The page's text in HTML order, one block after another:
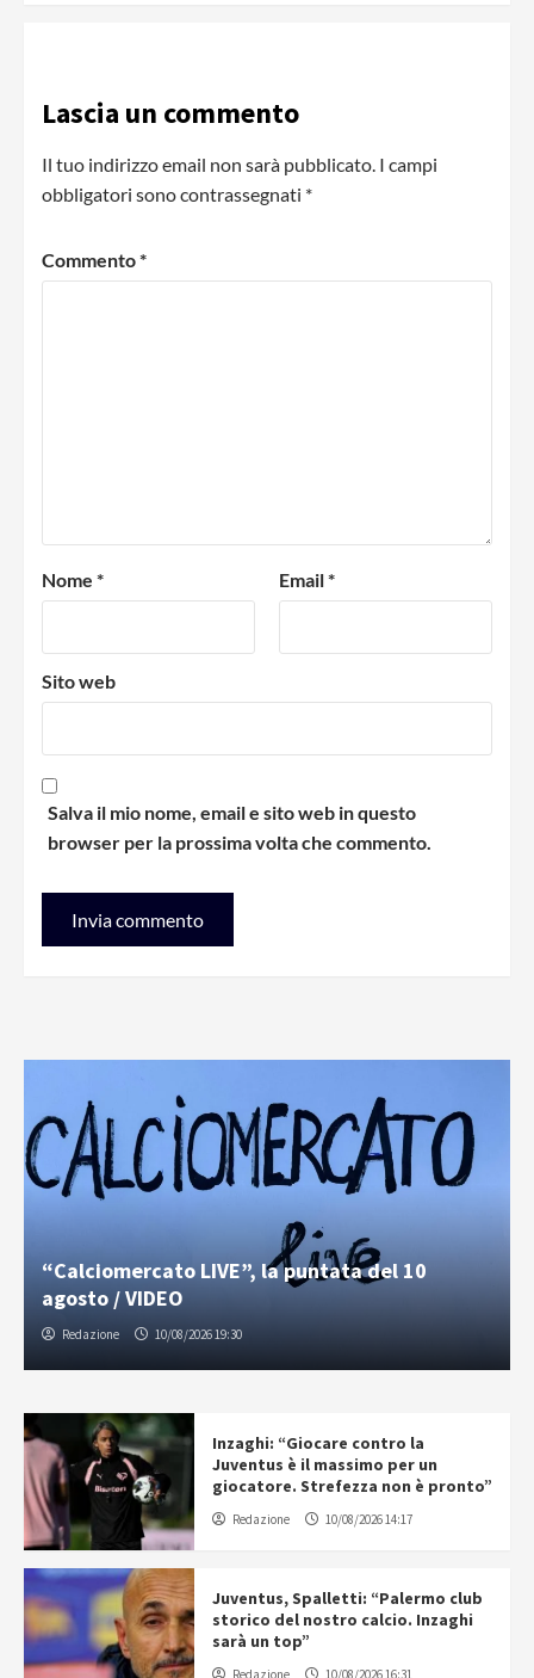
Lascia un commento
Il tuo indirizzo email non sarà pubblicato. I campi
obbligatori sono contrassegnati *
Commento*
Nome * Email*
Sito web
Salva il mio nome, email e sito web in questo
browser per la prossima volta che commento.
“Calciomercato LIVE”, la puntata del 10
agosto / VIDEO
Redazione 10/08/2026 19:30
Inzaghi: “Giocare contro la
Juventus è il massimo per un
giocatore. Strefezza non è pronto”
Redazione 10/08/2026 14:17
Juventus, Spalletti: “Palermo club
storico del nostro calcio. Inzaghi
sarà un top”
Redazione 10/08/2026 16:31